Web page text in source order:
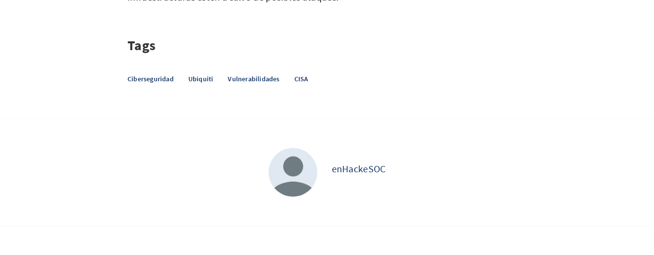
Tags
Ciberseguridad Ubiquiti Vulnerabilidades CISA
enHackeSOC